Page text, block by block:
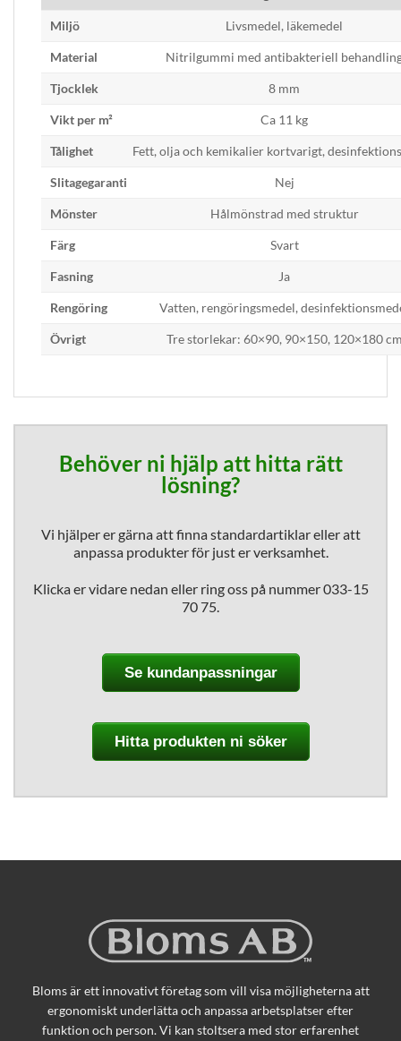
Miljö Livsmedel, läkemedel
Material Nitrilgummi med antibakteriell
Tjocklek 8 mm
Vikt per m² Ca 11 kg
Tålighet Fett, olja och kemikalier kortvarigt,
Slitagegaranti Nej
Mönster Hålmönstrad med struktur
Färg Svart
Fasning Ja
Rengöring Vatten, rengöringsmedel,
Övrigt Tre storlekar: 60×90, 90×150, 120×180
Behöver ni hjälp att hitta rätt
lösning?
Vi hjälper er gärna att finna standardartiklar eller att
anpassa produkter för just er verksamhet.
Klicka er vidare nedan eller ring oss på nummer 033-15
70 75.
Se kundanpassningar
Hitta produkten ni söker
Bloms är ett innovativt företag som vill visa möjligheterna att
ergonomiskt underlätta och anpassa arbetsplatser efter
funktion och person. Vi kan stoltsera med stor erfarenhet